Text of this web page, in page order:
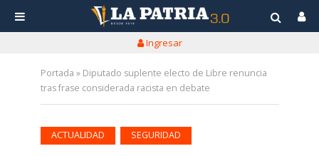
Ingresar
Portada » Diputado suplente electo de Libre renuncia
tras frase considerada racista en debate
ACTUALIDAD SEGURIDAD